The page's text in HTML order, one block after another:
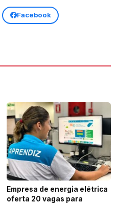
Facebook
Empresa de energia elétrica
oferta 20 vagas para